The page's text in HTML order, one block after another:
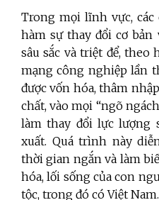
Trong mọi lĩnh vực, các
hàm sự thay đổi cơ bản
sâu sắc và triệt để, theo
mạng công nghiệp lần
được vốn hóa, thâm
chất, vào mọi “ngõ
làm thay đổi lực lượng
xuất. Quá trình này
thời gian ngắn và làm
hóa, lối sống của con
tộc, trong đó có Việt Nam.